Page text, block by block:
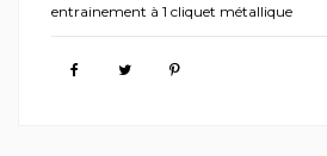
entrainement à 1 cliquet métallique